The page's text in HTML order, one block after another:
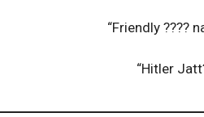
“Friendly ????
“Hitler